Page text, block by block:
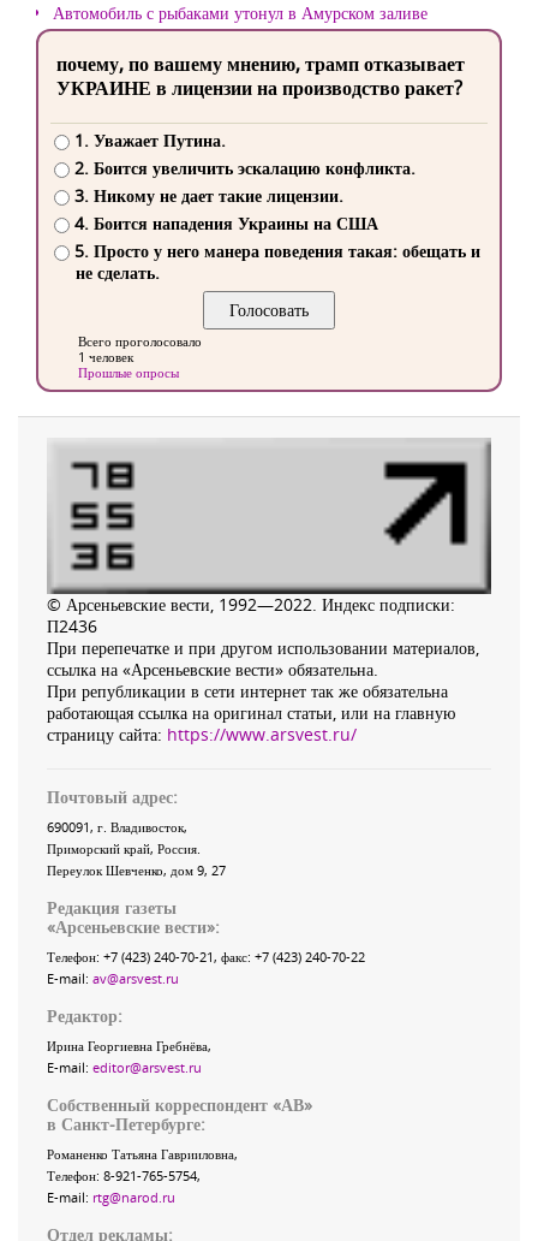
Автомобиль с рыбаками утонул в Амурском заливе
почему, по вашему мнению, трамп отказывает
УКРАИНЕ в лицензии на производство ракет?
1. Уважает Путина.
2. Боится увеличить эскалацию конфликта.
3. Никому не дает такие лицензии.
4. Боится нападения Украины на США
5. Просто у него манера поведения такая: обещать и
не сделать.
Всего проголосовало
1 человек
Прошлые опросы
© Арсеньевские вести, 1992—2022. Индекс подписки:
П2436
При перепечатке и при другом использовании материалов,
ссылка на «Арсеньевские вести» обязательна.
При републикации в сети интернет так же обязательна
работающая ссылка на оригинал статьи, или на главную
страницу сайта: https://www.arsvest.ru/
Почтовый адрес:
690091, г. Владивосток,
Приморский край, Россия.
Переулок Шевченко, дом 9, 27
Редакция газеты
«Арсеньевские вести»:
Телефон: +7 (423) 240-70-21, факс: +7 (423) 240-70-22
E-mail: av@arsvest.ru
Редактор:
Ирина Георгиевна Гребнёва,
E-mail: editor@arsvest.ru
Собственный корреспондент «АВ»
в Санкт-Петербурге:
Романенко Татьяна Гаврииловна,
Телефон: 8-921-765-5754,
E-mail: rtg@narod.ru
Отдел рекламы: